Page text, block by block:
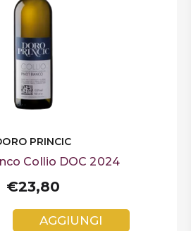
PRINCIC
Collio DOC 2024
€23,80
AGGIUNGI